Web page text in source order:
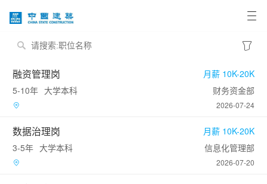
融资管理岗
月薪 10K-20K
5-10年 大学本科 财务资金部
2026-07-24
数据治理岗
月薪 10K-20K
3-5年 大学本科 信息化管理部
2026-07-20